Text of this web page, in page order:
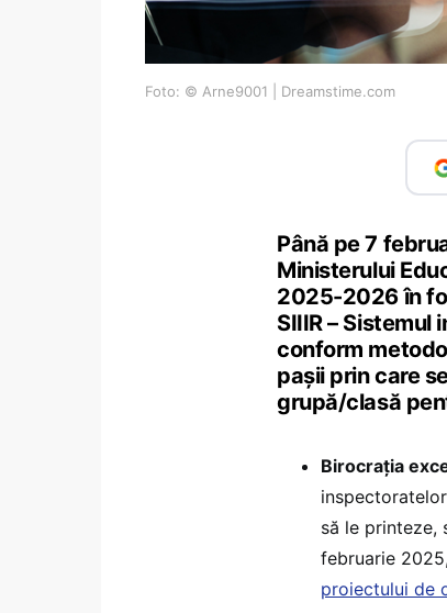
Foto: © Arne9001 | Dreamstime.com
Până pe 7
Ministerului
2025-2026 în
SIIIR –
conform
pașii prin care
grupă/clasă
Birocrația
să le printeze,
februarie
proiectului de